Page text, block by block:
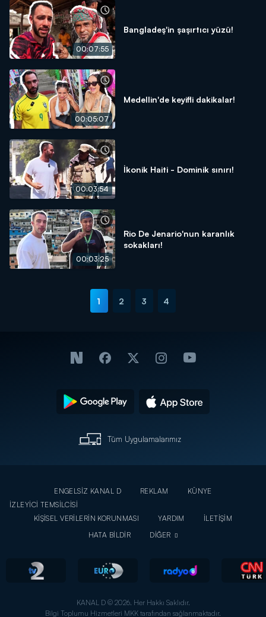
00:07:55
Bangladeş'in şaşırtıcı yüzü!
00:05:07
Medellin'de keyifli dakikalar!
00:03:54
İkonik Haiti - Dominik sınırı!
00:03:25
Rio De Jenario'nun karanlık
sokakları!
1 2 3 4
Tüm Uygulamalarımız
ENGELSİZ KANAL D REKLAM
KÜNYE
İZLEYİCİ TEMSİLCİSİ
KİŞİSEL VERİLERİN KORUNMASI
YARDIM
İLETİŞİM
HATA BİLDİR
DİĞER
KANAL D © 2026. Her Hakkı Saklıdır.
Bilgi Toplumu Hizmetleri MKK tarafından sağlanmaktadır.